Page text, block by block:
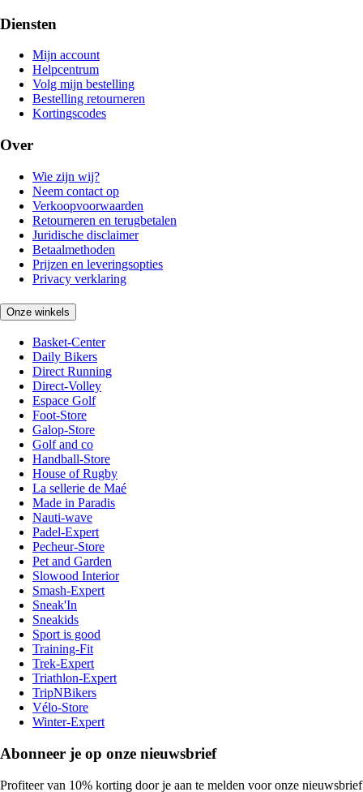
Diensten
Mijn account
Helpcentrum
Volg mijn bestelling
Bestelling retourneren
Kortingscodes
Over
Wie zijn wij?
Neem contact op
Verkoopvoorwaarden
Retourneren en terugbetalen
Juridische disclaimer
Betaalmethoden
Prijzen en leveringsopties
Privacy verklaring
Onze winkels
Basket-Center
Daily Bikers
Direct Running
Direct-Volley
Espace Golf
Foot-Store
Galop-Store
Golf and co
Handball-Store
House of Rugby
La sellerie de Maé
Made in Paradis
Nauti-wave
Padel-Expert
Pecheur-Store
Pet and Garden
Slowood Interior
Smash-Expert
Sneak'In
Sneakids
Sport is good
Training-Fit
Trek-Expert
Triathlon-Expert
TripNBikers
Vélo-Store
Winter-Expert
Abonneer je op onze nieuwsbrief
Profiteer van 10% korting door je aan te melden voor onze nieuwsbrief